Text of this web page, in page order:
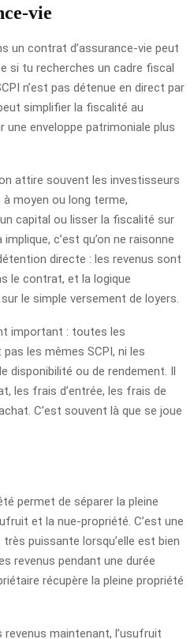
vie
un contrat d’assurance-vie peut
si tu recherches un cadre fiscal
n’est pas détenue en direct par
simplifier la fiscalité au
enveloppe patrimoniale plus
attire souvent les investisseurs
moyen ou long terme,
capital ou lisser la fiscalité sur
c’est qu’on ne raisonne
directe : les revenus sont
le contrat, et la logique
le simple versement de loyers.
important : toutes les
les mêmes SCPI, ni les
disponibilité ou de rendement. Il
les frais d’entrée, les frais de
C’est souvent là que se joue
permet de séparer la pleine
et la nue-propriété. C’est une
puissante lorsqu’elle est bien
revenus pendant une durée
récupère la pleine propriété
maintenant, l’usufruit